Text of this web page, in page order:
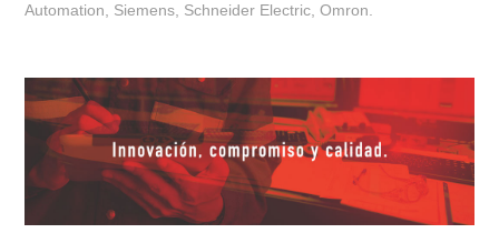
Automation, Siemens, Schneider Electric, Omron.